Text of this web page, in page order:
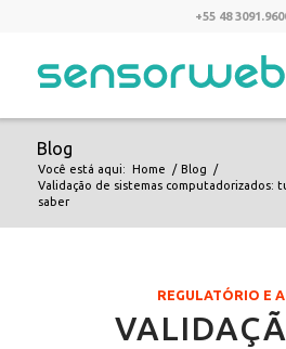
+55 48
Blog
Você está aqui: Home / Blog
/
Validação de sistemas computadorizados:
saber
REGULATÓRIO E